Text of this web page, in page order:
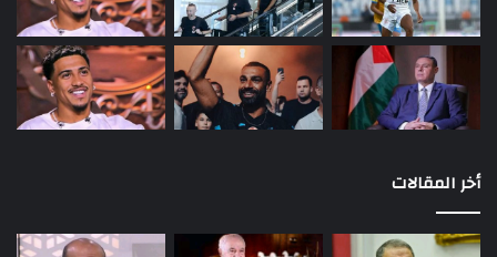
أخر المقالات